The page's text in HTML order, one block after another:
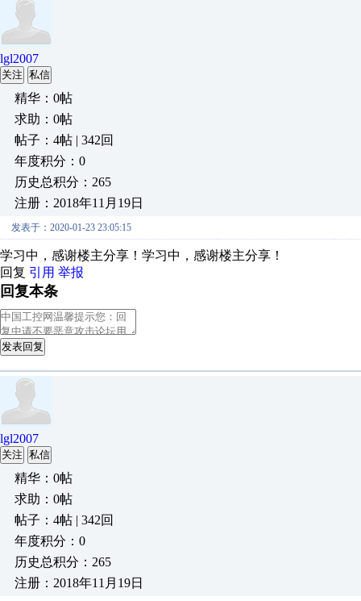
lgl2007
关注 私信
精华：0帖
求助：0帖
帖子：4帖 | 342回
年度积分：0
历史总积分：265
注册：2018年11月19日
发表于：2020-01-23 23:05:15
学习中，感谢楼主分享！学习中，感谢楼主分享！
回复 引用 举报
回复本条
发表回复
lgl2007
关注 私信
精华：0帖
求助：0帖
帖子：4帖 | 342回
年度积分：0
历史总积分：265
注册：2018年11月19日